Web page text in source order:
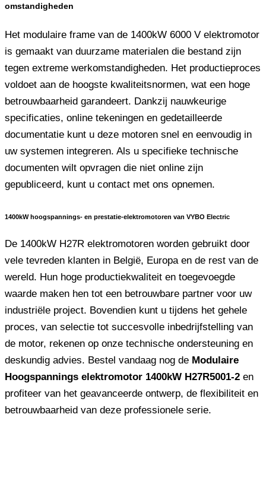
omstandigheden
Het modulaire frame van de 1400kW 6000 V elektromotor
is gemaakt van duurzame materialen die bestand zijn
tegen extreme werkomstandigheden. Het productieproces
voldoet aan de hoogste kwaliteitsnormen, wat een hoge
betrouwbaarheid garandeert. Dankzij nauwkeurige
specificaties, online tekeningen en gedetailleerde
documentatie kunt u deze motoren snel en eenvoudig in
uw systemen integreren. Als u specifieke technische
documenten wilt opvragen die niet online zijn
gepubliceerd, kunt u contact met ons opnemen.
1400kW hoogspannings- en prestatie-elektromotoren van VYBO Electric
De 1400kW H27R elektromotoren worden gebruikt door
vele tevreden klanten in België, Europa en de rest van de
wereld. Hun hoge productiekwaliteit en toegevoegde
waarde maken hen tot een betrouwbare partner voor uw
industriële project. Bovendien kunt u tijdens het gehele
proces, van selectie tot succesvolle inbedrijfstelling van
de motor, rekenen op onze technische ondersteuning en
deskundig advies. Bestel vandaag nog de Modulaire
Hoogspannings elektromotor 1400kW H27R5001-2 en
profiteer van het geavanceerde ontwerp, de flexibiliteit en
betrouwbaarheid van deze professionele serie.